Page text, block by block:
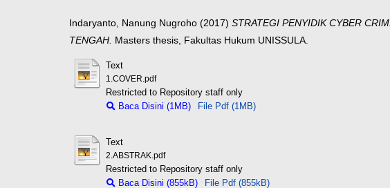
Indaryanto, Nanung Nugroho (2017) STRATEGI PENYIDIK CYBER
TENGAH. Masters thesis, Fakultas Hukum UNISSULA.
Text
1.COVER.pdf
Restricted to Repository staff only
Baca Disini (1MB)
File Pdf (1MB)
Text
2.ABSTRAK.pdf
Restricted to Repository staff only
Baca Disini (855kB)
File Pdf (855kB)